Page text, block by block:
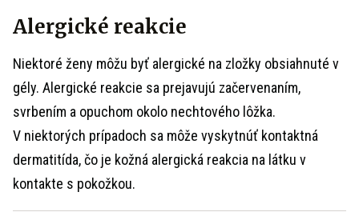
Alergické reakcie
Niektoré ženy môžu byť alergické na zložky obsiahnuté v
gély. Alergické reakcie sa prejavujú začervenaním,
svrbením a opuchom okolo nechtového lôžka.
V niektorých prípadoch sa môže vyskytnúť kontaktná
dermatitída, čo je kožná alergická reakcia na látku v
kontakte s pokožkou.